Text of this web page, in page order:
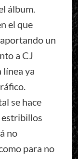
álbum.
el que
un
a CJ
ya
se hace
estribillos
no
para no